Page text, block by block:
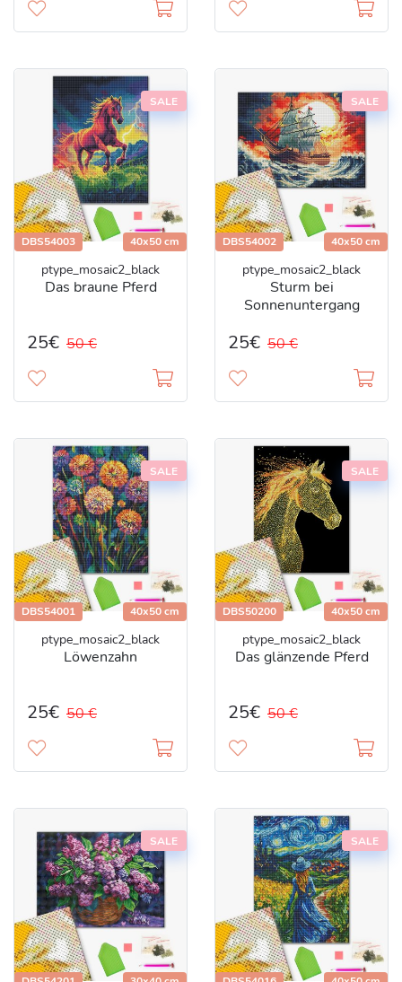
SALE
DBS54003 40x50 cm
ptype_mosaic2_black
Das braune Pferd
25€ 50 €
SALE
DBS54002 40x50 cm
ptype_mosaic2_black
Sturm bei
Sonnenuntergang
25€ 50 €
SALE
DBS54001 40x50 cm
ptype_mosaic2_black
Löwenzahn
25€ 50 €
SALE
DBS50200 40x50 cm
ptype_mosaic2_black
Das glänzende Pferd
25€ 50 €
SALE SALE